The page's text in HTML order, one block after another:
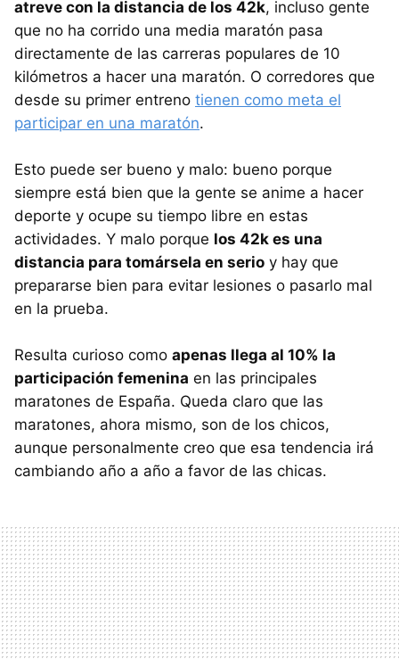
atreve con la distancia de los 42k, incluso gente
que no ha corrido una media maratón pasa
directamente de las carreras populares de 10
kilómetros a hacer una maratón. O corredores que
desde su primer entreno tienen como meta el
participar en una maratón.
Esto puede ser bueno y malo: bueno porque
siempre está bien que la gente se anime a hacer
deporte y ocupe su tiempo libre en estas
actividades. Y malo porque los 42k es una
distancia para tomársela en serio y hay que
prepararse bien para evitar lesiones o pasarlo mal
en la prueba.
Resulta curioso como apenas llega al 10% la
participación femenina en las principales
maratones de España. Queda claro que las
maratones, ahora mismo, son de los chicos,
aunque personalmente creo que esa tendencia irá
cambiando año a año a favor de las chicas.